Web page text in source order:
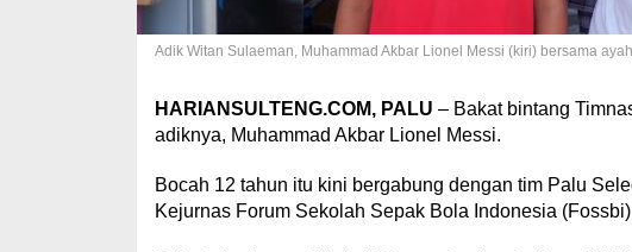
Adik Witan Sulaeman, Muhammad Akbar Lionel Messi (kiri) bersama
HARIANSULTENG.COM, PALU – Bakat bintang
adiknya, Muhammad Akbar Lionel Messi.
Bocah 12 tahun itu kini bergabung dengan tim Palu
Kejurnas Forum Sekolah Sepak Bola Indonesia (Fossbi)